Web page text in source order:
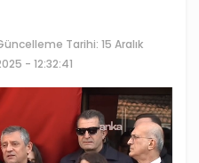
Tarihi: 15 Aralık
- 12:32:41